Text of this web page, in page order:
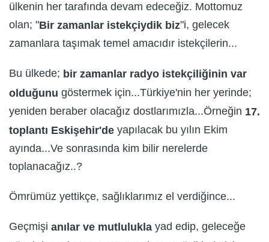
ülkenin her tarafında devam edeceğiz. Mottomuz
olan; "Bir zamanlar istekçiydik biz"i, gelecek
zamanlara taşımak temel amacıdır istekçilerin...
Bu ülkede; bir zamanlar radyo istekçiliğinin var
olduğunu göstermek için...Türkiye'nin her yerinde;
yeniden beraber olacağız dostlarımızla...Örneğin 17.
toplantı Eskişehir'de yapılacak bu yılın Ekim
ayında...Ve sonrasında kim bilir nerelerde
toplanacağız..?
Ömrümüz yettikçe, sağlıklarımız el verdiğince...
Geçmişi anılar ve mutlulukla yad edip, geleceğe